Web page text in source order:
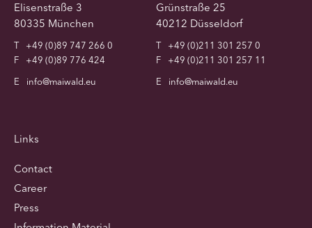
Elisenstraße 3
80335 München
T
+49 (0)89 747 266 0
F
+49 (0)89 776 424
E
info@maiwald.eu
Grünstraße 25
40212 Düsseldorf
T
+49 (0)211 301 257 0
F
+49 (0)211 301 257 11
E
info@maiwald.eu
Links
Contact
Career
Press